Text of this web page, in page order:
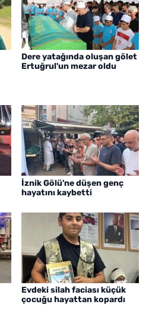
Dere yatağında oluşan gölet
Ertuğrul'un mezar oldu
İznik Gölü'ne düşen genç
hayatını kaybetti
Evdeki silah faciası küçük
çocuğu hayattan kopardı